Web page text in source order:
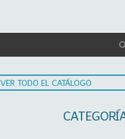
VER TODO EL CATÁLOGO